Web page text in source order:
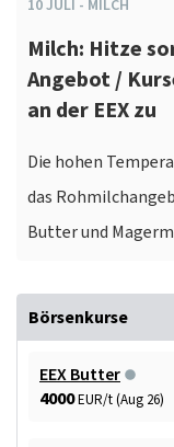
10JULI - MILCH
Milch: Hitze
Angebot /
an der EEX zu
Die hohen
das
Butter und
Börsenkurse
EEX Butter
4000EUR/t (Aug 26)